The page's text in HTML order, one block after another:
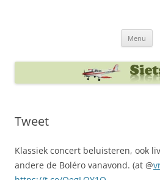
Menu
Tweet
Klassiek concert beluisteren, ook
andere de Boléro vanavond. (at @